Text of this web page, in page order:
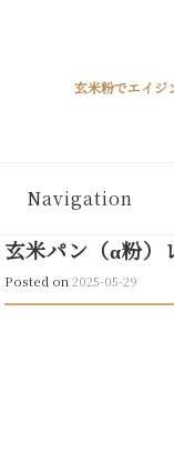
玄米粉でエイジ
Navigation
玄米パン（α粉）
Posted on2025-05-29